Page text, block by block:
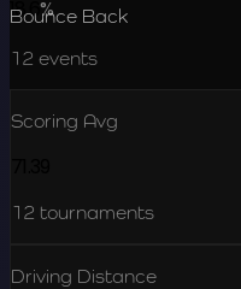
18.6%
Bounce Back
12 events
Scoring Avg
12 tournaments
Driving Distance